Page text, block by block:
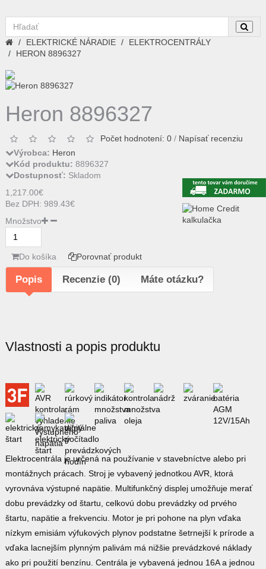
ELEKTRICKÉ NÁRADIE
ELEKTROCENTRÁLY
HERON 8896327
Heron 8896327
Počet hodnotení: 0 / Napísať recenziu
Výrobca: Heron
Kód produktu: 8896327
Dostupnosť: Skladom
1,217.00€
Bez DPH: 989.43€
Množstvo
Do košíka Porovnať produkt
Popis Recenzie (0) Máte otázku?
Vlastnosti a popis produktu
Elektrocentrála je určená na používanie v stavebníctve alebo pri
montážnych prácach. Stroj je vybavený jednotkou AVR, ktorá
vyrovnáva výstupné napätie. Multifunkčný displej umožňuje merať
dobu prevádzky od štartu, celkovú dobu prevádzky od prvého
štartu, napätie a frekvenciu. Motor je pri pohone na plyn vďaka
nízkym emisiám výfukových plynov podstatne šetrnejší k prírode a
vďaka lacnejším plynným palivám má nižšie prevádzkové náklady
ako pri použití benzínu. Centrála je vybavená jednou 16A a jednou